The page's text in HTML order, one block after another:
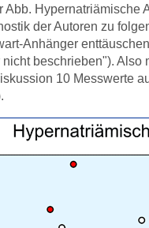
Hypernatriämische
der Autoren zu
Anhänger
beschrieben").
10 Messwerte